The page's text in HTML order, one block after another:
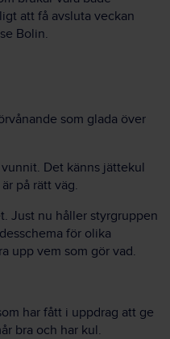
att få avsluta veckan
Bolin.
som glada över
Det känns jättekul
på rätt väg.
Just nu håller styrgruppen
för olika
upp vem som gör vad.
har fått i uppdrag att ge
bra och har kul.